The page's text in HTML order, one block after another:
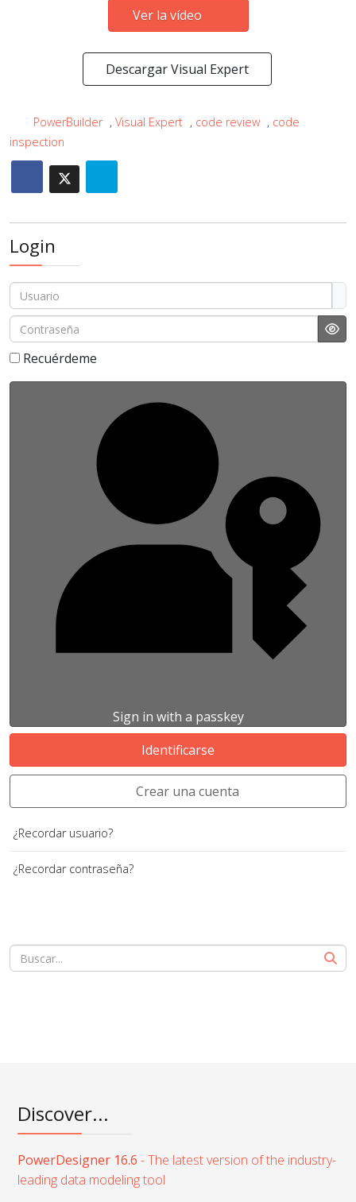
Ver la vídeo
Descargar Visual Expert
PowerBuilder , Visual Expert , code review , code
inspection
Login
Usuario
Contraseña
Recuérdeme
Sign in with a passkey
Identificarse
Crear una cuenta
¿Recordar usuario?
¿Recordar contraseña?
Discover...
PowerDesigner 16.6 - The latest version of the industry-
leading data modeling tool